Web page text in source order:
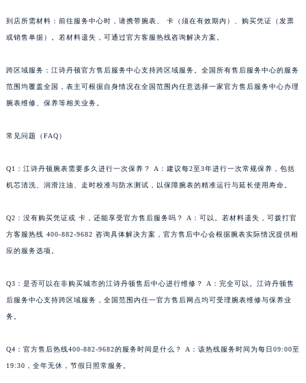
到店所需材料：前往服务中心时，请携带腕表、 卡（须在有效期内）、购买凭证（发票
或销售单据）。若材料遗失，可通过官方客服热线咨询解决方案。
跨区域服务：江诗丹顿官方售后服务中心支持跨区域服务。全国所有售后服务中心的服务
范围均覆盖全国，表主可根据自身情况在全国范围内任意选择一家官方售后服务中心办理
腕表维修、保养等相关业务。
常见问题（FAQ）
Q1：江诗丹顿腕表需要多久进行一次保养？ A：建议每2至3年进行一次常规保养，包括
机芯清洗、润滑注油、走时校准与防水测试，以保障腕表的精准运行与延长使用寿命。
Q2：没有购买凭证或 卡，还能享受官方售后服务吗？ A：可以。若材料遗失，可拨打官
方客服热线 400-882-9682 咨询具体解决方案，官方售后中心会根据腕表实际情况提供相
应的服务选项。
Q3：是否可以在非购买城市的江诗丹顿售后中心进行维修？ A：完全可以。江诗丹顿售
后服务中心支持跨区域服务，全国范围内任一官方售后网点均可受理腕表维修与保养业
务。
Q4：官方售后热线400-882-9682的服务时间是什么？ A：该热线服务时间为每日09:00至
19:30，全年无休，节假日照常服务。